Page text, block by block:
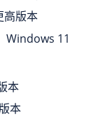
高版本
Windows 11
本
本